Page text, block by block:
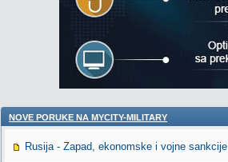
NOVE PORUKE NA MYCITY-MILITARY
Rusija - Zapad, ekonomske i vojne sankcije